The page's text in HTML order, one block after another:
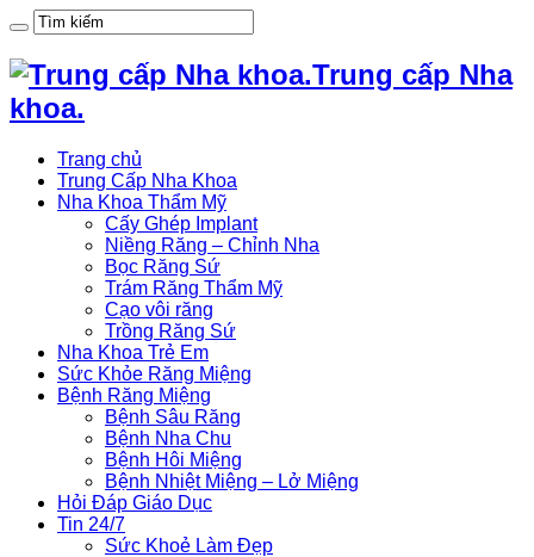
Trung cấp Nha
khoa.
Trang chủ
Trung Cấp Nha Khoa
Nha Khoa Thẩm Mỹ
Cấy Ghép Implant
Niềng Răng – Chỉnh Nha
Bọc Răng Sứ
Trám Răng Thẩm Mỹ
Cạo vôi răng
Trồng Răng Sứ
Nha Khoa Trẻ Em
Sức Khỏe Răng Miệng
Bệnh Răng Miệng
Bệnh Sâu Răng
Bệnh Nha Chu
Bệnh Hôi Miệng
Bệnh Nhiệt Miệng – Lở Miệng
Hỏi Đáp Giáo Dục
Tin 24/7
Sức Khoẻ Làm Đẹp